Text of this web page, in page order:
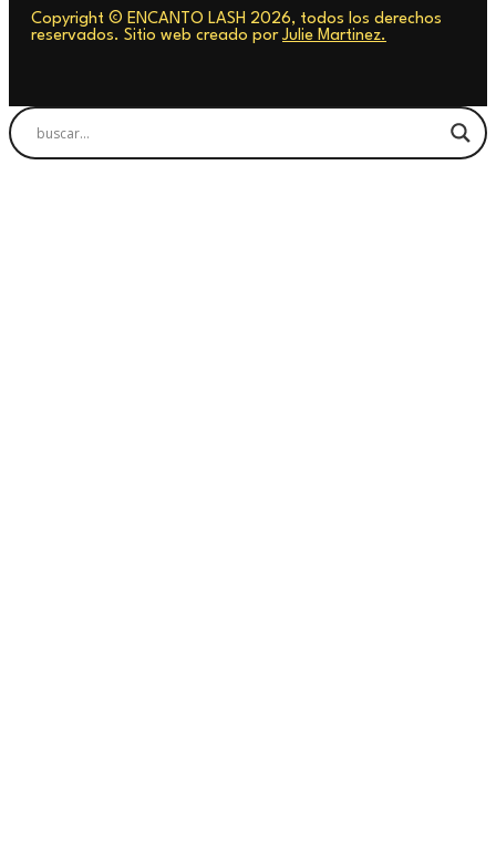
Copyright © ENCANTO LASH 2026, todos los derechos
reservados. Sitio web creado por Julie Martinez.